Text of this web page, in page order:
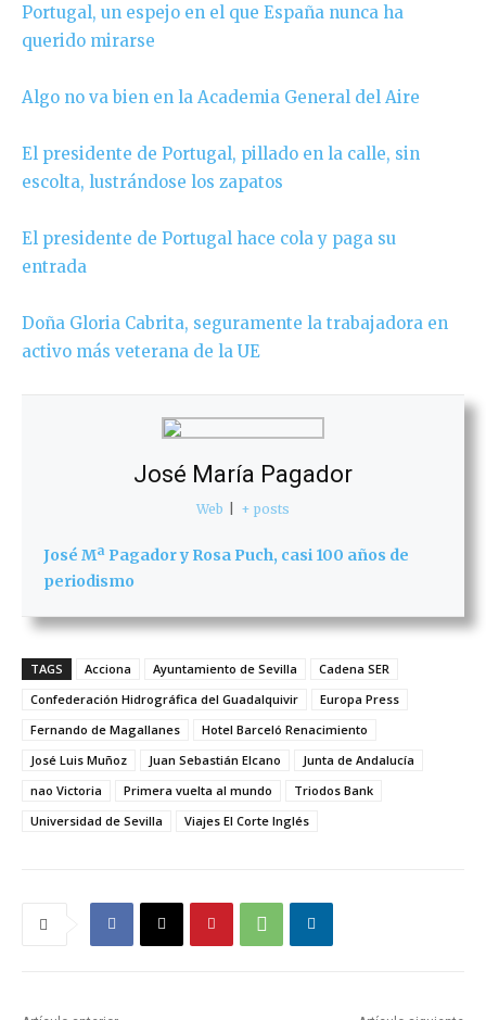
Portugal, un espejo en el que España nunca ha
querido mirarse
Algo no va bien en la Academia General del Aire
El presidente de Portugal, pillado en la calle, sin
escolta, lustrándose los zapatos
El presidente de Portugal hace cola y paga su
entrada
Doña Gloria Cabrita, seguramente la trabajadora en
activo más veterana de la UE
José María Pagador
Web + posts
José Mª Pagador y Rosa Puch, casi 100 años de
periodismo
TAGS Acciona Ayuntamiento de Sevilla
Cadena SER
Confederación Hidrográfica del Guadalquivir
Europa Press
Fernando de Magallanes
Hotel Barceló Renacimiento
José Luis Muñoz
Juan Sebastián Elcano
Junta de Andalucía
nao Victoria
Primera vuelta al mundo
Triodos Bank
Universidad de Sevilla
Viajes El Corte Inglés